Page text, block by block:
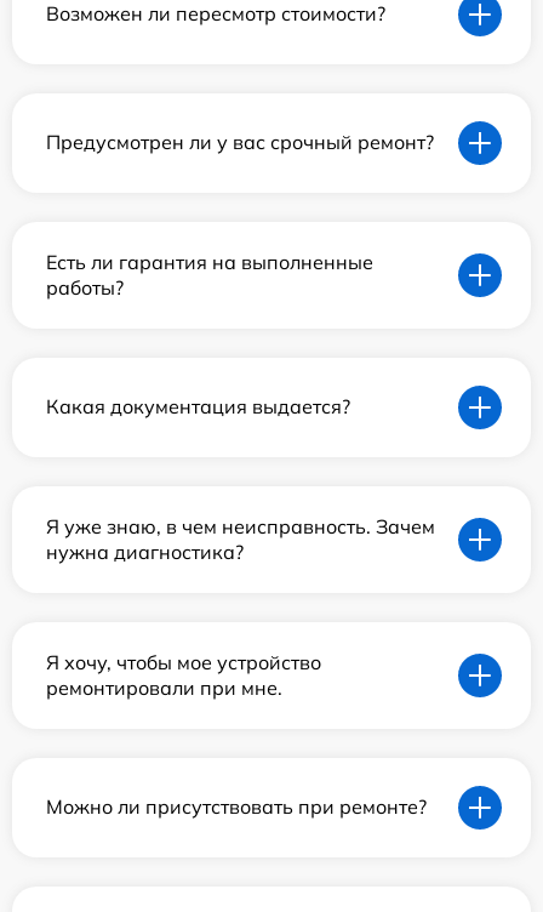
Возможен ли пересмотр стоимости?
Предусмотрен ли у вас срочный ремонт?
Есть ли гарантия на выполненные
работы?
Какая документация выдается?
Я уже знаю, в чем неисправность. Зачем
нужна диагностика?
Я хочу, чтобы мое устройство
ремонтировали при мне.
Можно ли присутствовать при ремонте?